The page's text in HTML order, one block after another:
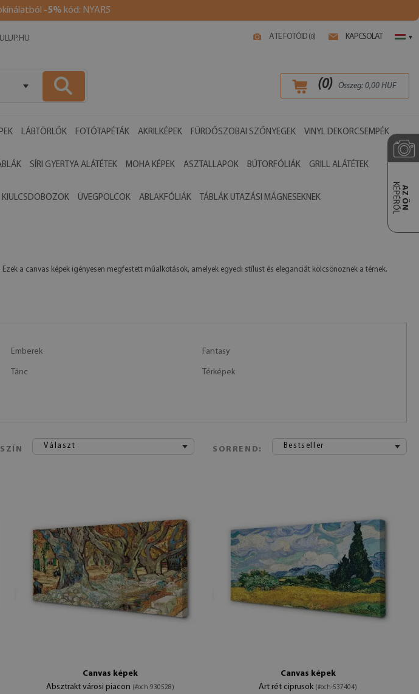
-5% kód: NYAR5
A TE FOTÓID (0) KAPCSOLAT ▾
(0) Összeg: 0,00 HUF
LÁBTÖRLŐK FOTÓTAPÉTÁK AKRILKÉPEK FÜRDŐSZOBAI SZŐNYEGEK VINYL DEKORCSEMPÉK
SÍRI GYERTYA ALÁTÉTEK MOHA KÉPEK ASZTALLAPOK BÚTORFÓLIÁK GRILL ALÁTÉTEK
KIULCSDOBOZOK ÜVEGPOLCOK ABLAKFÓLIÁK TÁBLÁK UTAZÁSI MÁGNESEKNEK AZ ÖN
KÉPÉRŐL
a canvas képek igényesen megfestett műalkotások, amelyek egyedi stílust és eleganciát kölcsönöznek a térnek.
Emberek Fantasy
Tánc Térképek
SZÍN Választ SORREND: Bestseller
Canvas képek
Absztrakt városi piacon (#och-930528)
Canvas képek
Art rét ciprusok (#och-537404)